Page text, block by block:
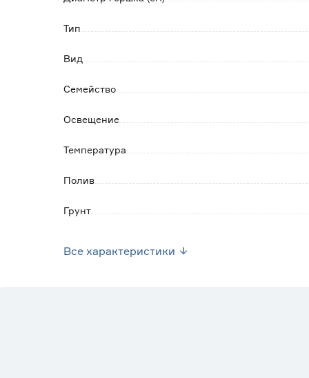
Тип
Вид
Семейство
Освещение
Температура
Полив
Грунт
Все характеристики